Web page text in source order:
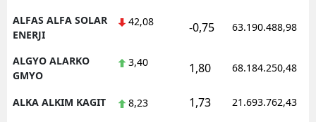
ALFAS ALFA SOLAR
ENERJI
42,08 -0,75 63.190.488,98
ALGYO ALARKO
GMYO
3,40 1,80 68.184.250,48
ALKA ALKIM KAGIT 8,23 1,73 21.693.762,43